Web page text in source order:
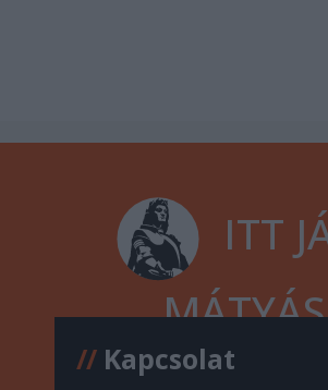
ITT
MÁTYÁS
//Kapcsolat